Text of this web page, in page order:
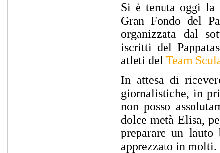
Si è tenuta oggi la
Gran Fondo del
organizzata dal
iscritti del
atleti del Team
In attesa di
giornalistiche, in
non posso
dolce metà Elisa,
preparare un
apprezzato in molti.